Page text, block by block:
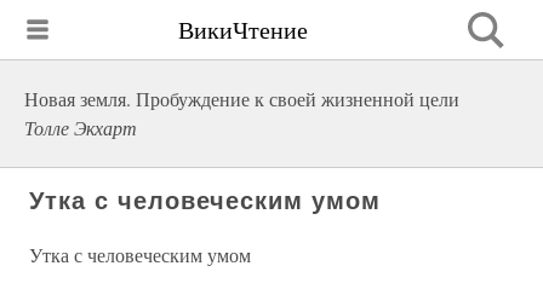
ВикиЧтение
Новая земля. Пробуждение к своей жизненной цели
Толле Экхарт
Утка с человеческим умом
Утка с человеческим умом